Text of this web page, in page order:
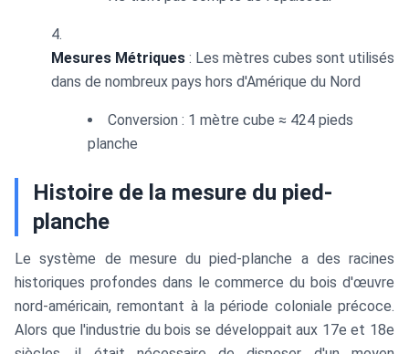
Mesures Métriques : Les mètres cubes sont utilisés
dans de nombreux pays hors d'Amérique du Nord
Conversion : 1 mètre cube ≈ 424 pieds
planche
Histoire de la mesure du pied-
planche
Le système de mesure du pied-planche a des racines
historiques profondes dans le commerce du bois d'œuvre
nord-américain, remontant à la période coloniale précoce.
Alors que l'industrie du bois se développait aux 17e et 18e